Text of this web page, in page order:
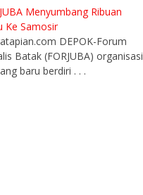
Menyumbang Ribuan
Ke Samosir
DEPOK-Forum
Batak (FORJUBA) organisasi
baru berdiri . . .